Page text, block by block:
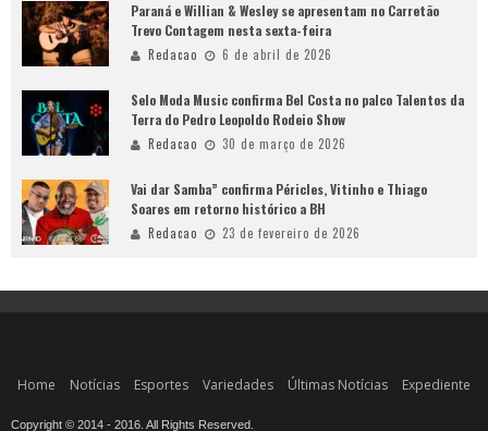
Paraná e Willian & Wesley se apresentam no Carretão
Trevo Contagem nesta sexta-feira
Redacao 6 de abril de 2026
Selo Moda Music confirma Bel Costa no palco Talentos da
Terra do Pedro Leopoldo Rodeio Show
Redacao 30 de março de 2026
Vai dar Samba” confirma Péricles, Vitinho e Thiago
Soares em retorno histórico a BH
Redacao 23 de fevereiro de 2026
Home Notícias Esportes Variedades Últimas Notícias Expediente
Copyright © 2014 - 2016. All Rights Reserved.